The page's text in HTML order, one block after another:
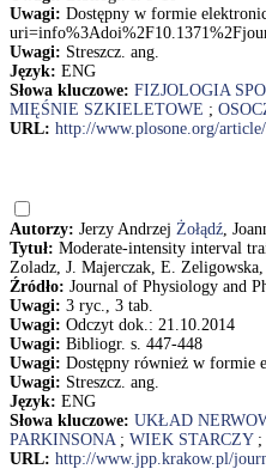
Uwagi: Dostępny w formie
Uwagi: Streszcz. ang.
Język: ENG
Słowa kluczowe: FIZJOLOGIA
MIĘŚNIE SZKIELETOWE ;
URL: http://www.plosone.org/
Autorzy: Jerzy Andrzej Żołądź,
Tytuł: Moderate-intensity interval
Zoladz, J. Majerczak, E.
Źródło: Journal of Physiology and
Uwagi: 3 ryc., 3 tab.
Uwagi: Odczyt dok.: 21.10.2014
Uwagi: Bibliogr. s. 447-448
Uwagi: Dostępny również w formie
Uwagi: Streszcz. ang.
Język: ENG
Słowa kluczowe: UKŁAD
PARKINSONA; WIEK STARCZY;
URL: http://www.jpp.krakow.pl/